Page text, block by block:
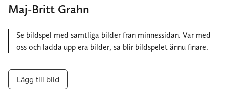
Maj-Britt Grahn
Se bildspel med samtliga bilder från minnessidan. Var med
oss och ladda upp era bilder, så blir bildspelet ännu finare.
Lägg till bild